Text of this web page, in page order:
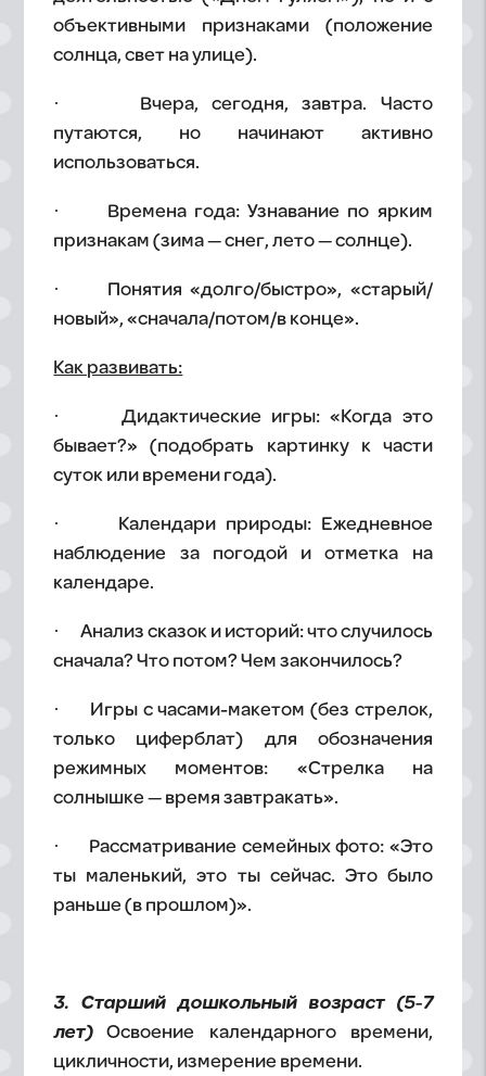
объективными признаками (положение
солнца, свет на улице).
· Вчера, сегодня, завтра. Часто
путаются, но начинают активно
использоваться.
· Времена года: Узнавание по ярким
признакам (зима — снег, лето — солнце).
· Понятия «долго/быстро», «старый/
новый», «сначала/потом/в конце».
Как развивать:
· Дидактические игры: «Когда это
бывает?» (подобрать картинку к части
суток или времени года).
· Календари природы: Ежедневное
наблюдение за погодой и отметка на
календаре.
· Анализ сказок и историй: что случилось
сначала? Что потом? Чем закончилось?
· Игры с часами-макетом (без стрелок,
только циферблат) для обозначения
режимных моментов: «Стрелка на
солнышке — время завтракать».
· Рассматривание семейных фото: «Это
ты маленький, это ты сейчас. Это было
раньше (в прошлом)».
3. Старший дошкольный возраст (5-7
лет)Освоение календарного времени,
цикличности, измерение времени.